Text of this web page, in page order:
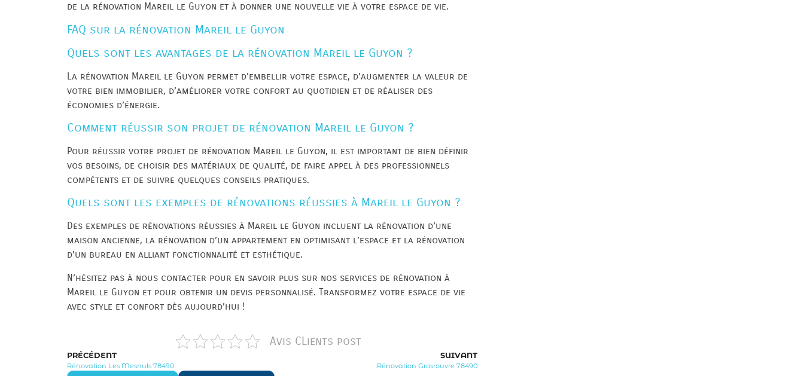
de la rénovation Mareil le Guyon et à donner une nouvelle vie à votre espace de vie.
FAQ sur la rénovation Mareil le Guyon
Quels sont les avantages de la rénovation Mareil le Guyon ?
La rénovation Mareil le Guyon permet d’embellir votre espace, d’augmenter la valeur de
votre bien immobilier, d’améliorer votre confort au quotidien et de réaliser des
économies d’énergie.
Comment réussir son projet de rénovation Mareil le Guyon ?
Pour réussir votre projet de rénovation Mareil le Guyon, il est important de bien définir
vos besoins, de choisir des matériaux de qualité, de faire appel à des professionnels
compétents et de suivre quelques conseils pratiques.
Quels sont les exemples de rénovations réussies à Mareil le Guyon ?
Des exemples de rénovations réussies à Mareil le Guyon incluent la rénovation d’une
maison ancienne, la rénovation d’un appartement en optimisant l’espace et la rénovation
d’un bureau en alliant fonctionnalité et esthétique.
N’hésitez pas à nous contacter pour en savoir plus sur nos services de rénovation à
Mareil le Guyon et pour obtenir un devis personnalisé. Transformez votre espace de vie
avec style et confort dès aujourd’hui !
Avis CLients post
PRÉCÉDENT
Rénovation Les Mesnuls 78490
SUIVANT
Rénovation Grosrouvre 78490